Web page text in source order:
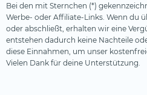
Bei den mit Sternchen (*)
Werbe- oder Affiliate-Links. Wenn du
oder abschließt, erhalten wir eine
entstehen dadurch keine Nachteile
diese Einnahmen, um unser
Vielen Dank für deine Unterstützung.